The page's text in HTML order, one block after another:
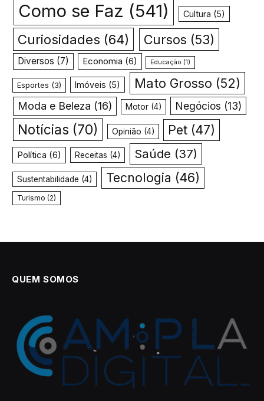
Como se Faz (541) Cultura (5)
Curiosidades (64) Cursos (53)
Diversos (7) Economia (6) Educação (1)
Esportes (3) Imóveis (5) Mato Grosso (52)
Moda e Beleza (16) Motor(4) Negócios (13)
Notícias (70) Opinião (4) Pet (47)
Política (6) Receitas (4) Saúde (37)
Sustentabilidade (4) Tecnologia (46)
Turismo (2)
QUEM SOMOS